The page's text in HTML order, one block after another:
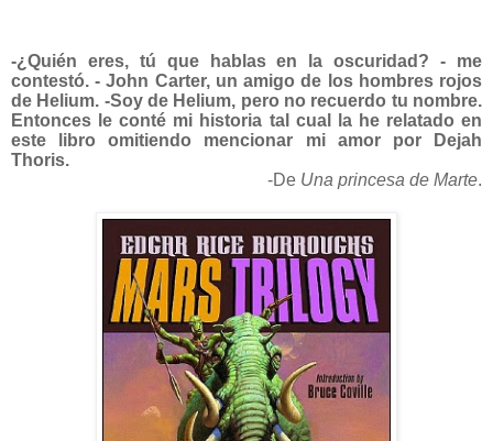
-¿Quién eres, tú que hablas en la oscuridad? - me
contestó. - John Carter, un amigo de los hombres rojos
de Helium. -Soy de Helium, pero no recuerdo tu nombre.
Entonces le conté mi historia tal cual la he relatado en
este libro omitiendo
mencionar mi amor por Dejah
Thoris.
-De Una princesa de Marte.